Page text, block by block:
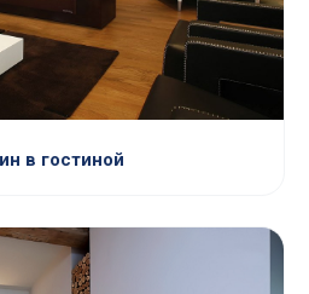
в гостиной